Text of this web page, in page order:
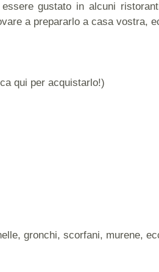
gustato in alcuni
a prepararlo a casa vostra,
qui per acquistarlo!)
gronchi, scorfani, murene,